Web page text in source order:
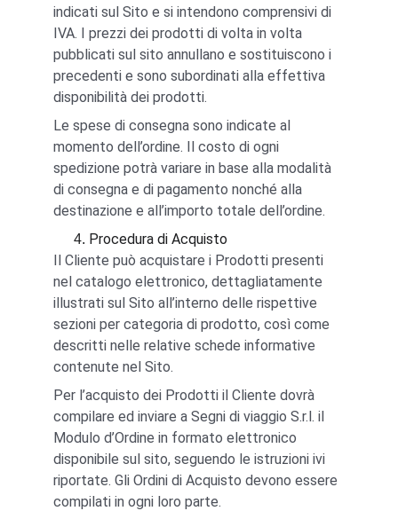
indicati sul Sito e si intendono comprensivi di
IVA. I prezzi dei prodotti di volta in volta
pubblicati sul sito annullano e sostituiscono i
precedenti e sono subordinati alla effettiva
disponibilità dei prodotti.
Le spese di consegna sono indicate al
momento dell’ordine. Il costo di ogni
spedizione potrà variare in base alla modalità
di consegna e di pagamento nonché alla
destinazione e all’importo totale dell’ordine.
Procedura di Acquisto
Il Cliente può acquistare i Prodotti presenti
nel catalogo elettronico, dettagliatamente
illustrati sul Sito all’interno delle rispettive
sezioni per categoria di prodotto, così come
descritti nelle relative schede informative
contenute nel Sito.
Per l’acquisto dei Prodotti il Cliente dovrà
compilare ed inviare a Segni di viaggio S.r.l. il
Modulo d’Ordine in formato elettronico
disponibile sul sito, seguendo le istruzioni ivi
riportate. Gli Ordini di Acquisto devono essere
compilati in ogni loro parte.